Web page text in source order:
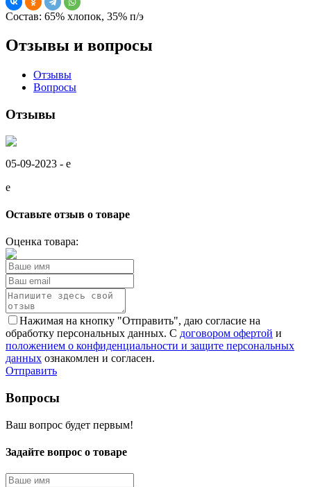
Состав: 65% хлопок, 35% п/э
Отзывы и вопросы
Отзывы
Вопросы
Отзывы
05-09-2023 - e
e
Оставьте отзыв о товаре
Оценка товара:
Нажимая на кнопку "Отправить", даю согласие на
обработку персональных данных. С договором офертой и
положением о конфиденциальности и защите персональных
данных ознакомлен и согласен.
Отправить
Вопросы
Ваш вопрос будет первым!
Задайте вопрос о товаре